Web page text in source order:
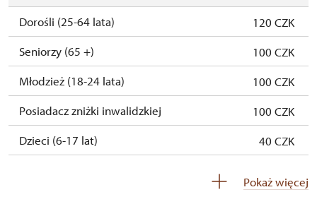
28. 10.-31. 10. śr.–sob. 9.00 – 15.00
1. 11. ndz. 9.00 – 15.00
1. 12.-31. 12.
Dorośli (25-64 lata)
120 CZK
Seniorzy (65 +)
100 CZK
Młodzież (18-24 lata)
100 CZK
Posiadacz zniżki inwalidzkiej
100 CZK
Dzieci (6-17 lat)
40 CZK
Pokaż więcej